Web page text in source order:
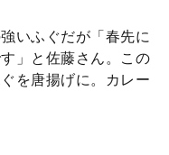
いふぐだが「春先に
」と佐藤さん。この
を唐揚げに。カレー